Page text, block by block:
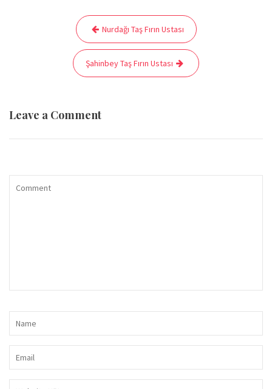
gezinmesi
Nurdağı Taş Fırın Ustası
Şahinbey Taş Fırın Ustası
Leave a Comment